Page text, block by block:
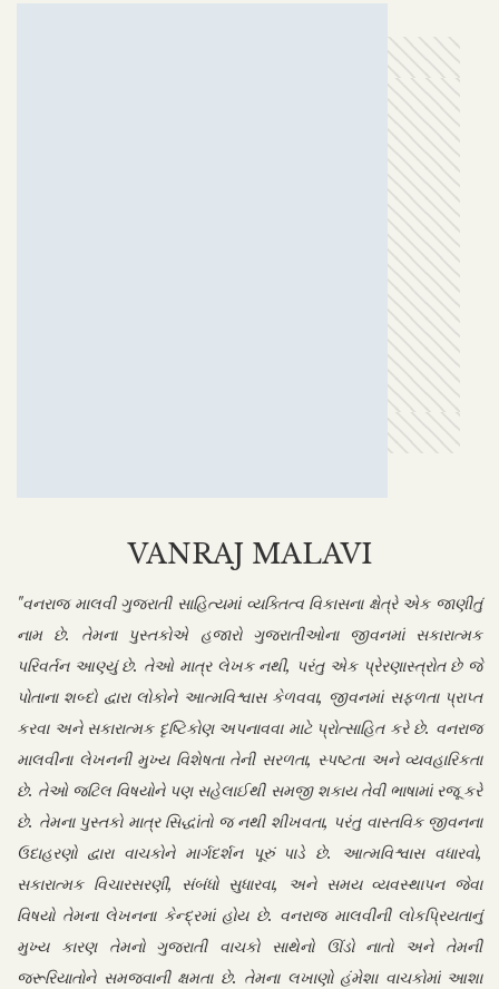
VANRAJ MALAVI
"વનરાજ માલવી ગુજરાતી સાહિત્યમાં વ્યક્તિત્વ વિકાસના ક્ષેત્રે એક જાણીતું
નામ છે. તેમના પુસ્તકોએ હજારો ગુજરાતીઓના જીવનમાં સકારાત્મક
પરિવર્તન આણ્યું છે. તેઓ માત્ર લેખક નથી, પરંતુ એક પ્રેરણાસ્ત્રોત છે જે
પોતાના શબ્દો દ્વારા લોકોને આત્મવિશ્વાસ કેળવવા, જીવનમાં સફળતા પ્રાપ્ત
કરવા અને સકારાત્મક દૃષ્ટિકોણ અપનાવવા માટે પ્રોત્સાહિત કરે છે. વનરાજ
માલવીના લેખનની મુખ્ય વિશેષતા તેની સરળતા, સ્પષ્ટતા અને વ્યવહારિકતા
છે. તેઓ જટિલ વિષયોને પણ સહેલાઈથી સમજી શકાય તેવી ભાષામાં રજૂ કરે
છે. તેમના પુસ્તકો માત્ર સિદ્ધાંતો જ નથી શીખવતા, પરંતુ વાસ્તવિક જીવનના
ઉદાહરણો દ્વારા વાચકોને માર્ગદર્શન પૂરું પાડે છે. આત્મવિશ્વાસ વધારવો,
સકારાત્મક વિચારસરણી, સંબંધો સુધારવા, અને સમય વ્યવસ્થાપન જેવા
વિષયો તેમના લેખનના કેન્દ્રમાં હોય છે. વનરાજ માલવીની લોકપ્રિયતાનું
મુખ્ય કારણ તેમનો ગુજરાતી વાચકો સાથેનો ઊંડો નાતો અને તેમની
જરૂરિયાતોને સમજવાની ક્ષમતા છે. તેમના લખાણો હંમેશા વાચકોમાં આશા